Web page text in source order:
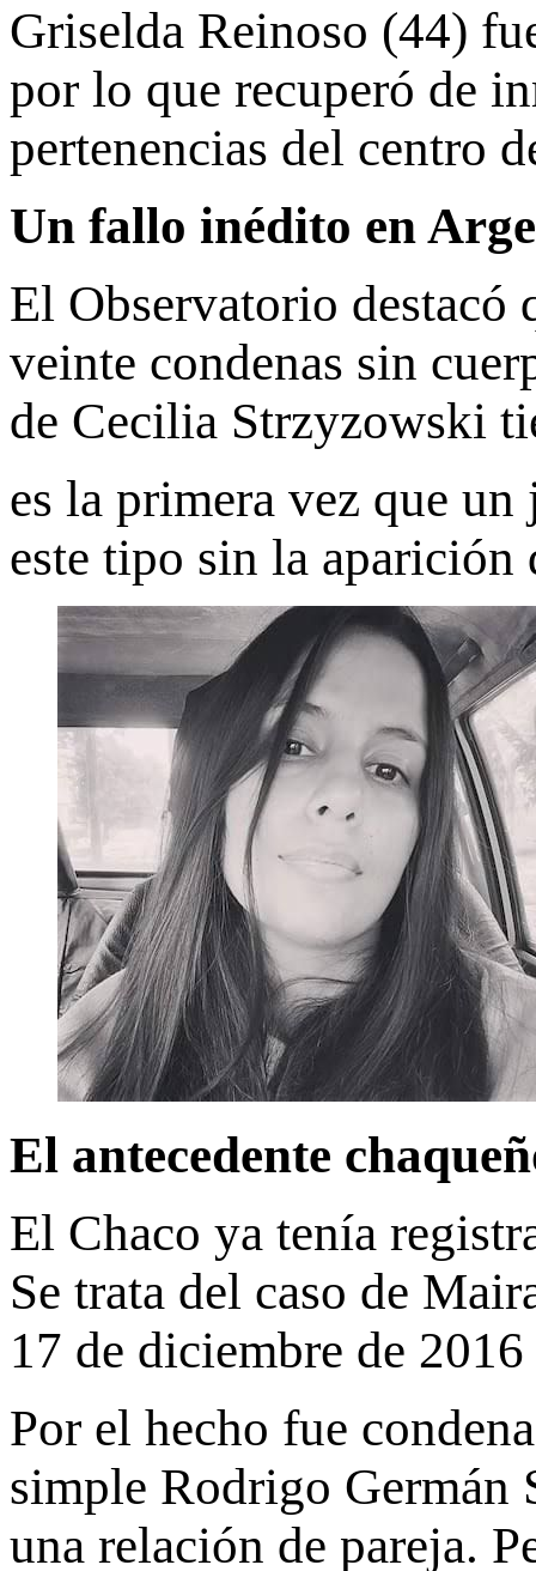
Griselda Reinoso (44)
por lo que recuperó de
pertenencias del centro
Un fallo inédito en
El Observatorio destacó
veinte condenas sin
de Cecilia Strzyzowski
es la primera vez que
este tipo sin la aparición
El antecedente
El Chaco ya tenía
Se trata del caso de
17 de diciembre de
Por el hecho fue
simple Rodrigo Germán
una relación de pareja.